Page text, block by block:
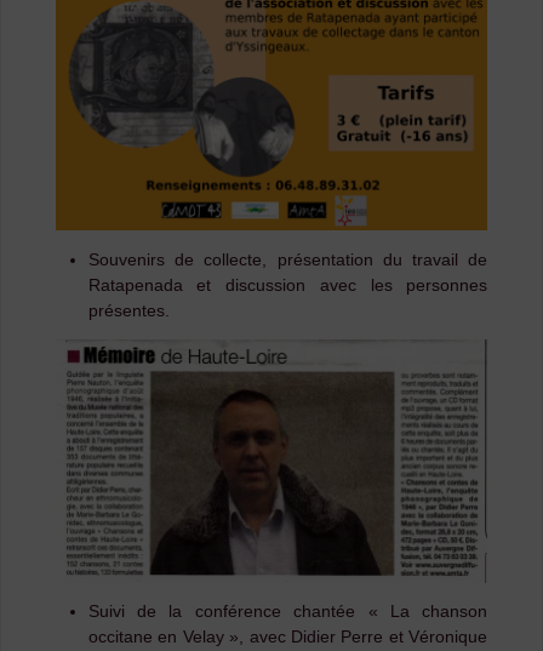
Souvenirs de collecte, présentation du travail de
Ratapenada et discussion avec les personnes
présentes.
Suivi de la conférence chantée « La chanson
occitane en Velay », avec Didier Perre et Véronique